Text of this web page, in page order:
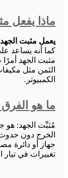
ماذا يفعل
يعمل مثبت
كما أنه يساعد
مثبت الجهد أمرًا
الثمن مثل
الكمبيوتر.
ما هو
مُثبِّت الجهد: هو
الخرج دون حدوث
جهاز أو دائرة
تغييرات في تيار